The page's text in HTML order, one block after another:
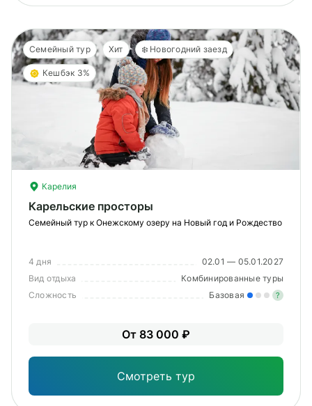
Семейный тур Хит ❄️ Новогодний заезд
Кешбэк 3%
Карелия
Карельские просторы
Семейный тур к Онежскому озеру на Новый год и Рождество
4 дня
02.01 — 05.01.2027
Вид отдыха
Комбинированные туры
Сложность
Базовая ?
От 83 000 ₽
Смотреть тур